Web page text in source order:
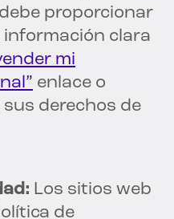
proporcionar
clara
mi
enlace o
derechos de
Los sitios web
de